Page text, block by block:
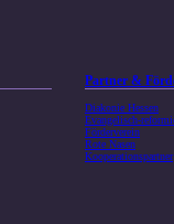
Partner &
Diakonie Hessen
Evangelisch-
Förderverein
Rote Nasen
Kooperationspartner